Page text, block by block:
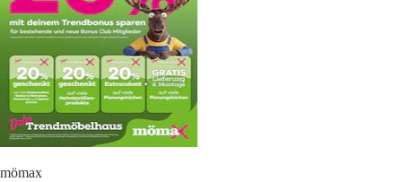
mömax